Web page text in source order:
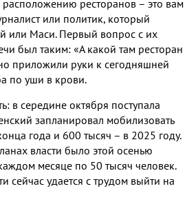
ресторанов – это вам
или политик, который
или Маси. Первый вопрос с их
был таким: «А какой там ресторан
приложили руки к сегодняшней
по уши в крови.
в середине октября поступала
запланировал мобилизовать
года и 600 тысяч – в 2025 году.
власти было этой осенью
месяце по 50 тысяч человек.
сейчас удается с трудом выйти на